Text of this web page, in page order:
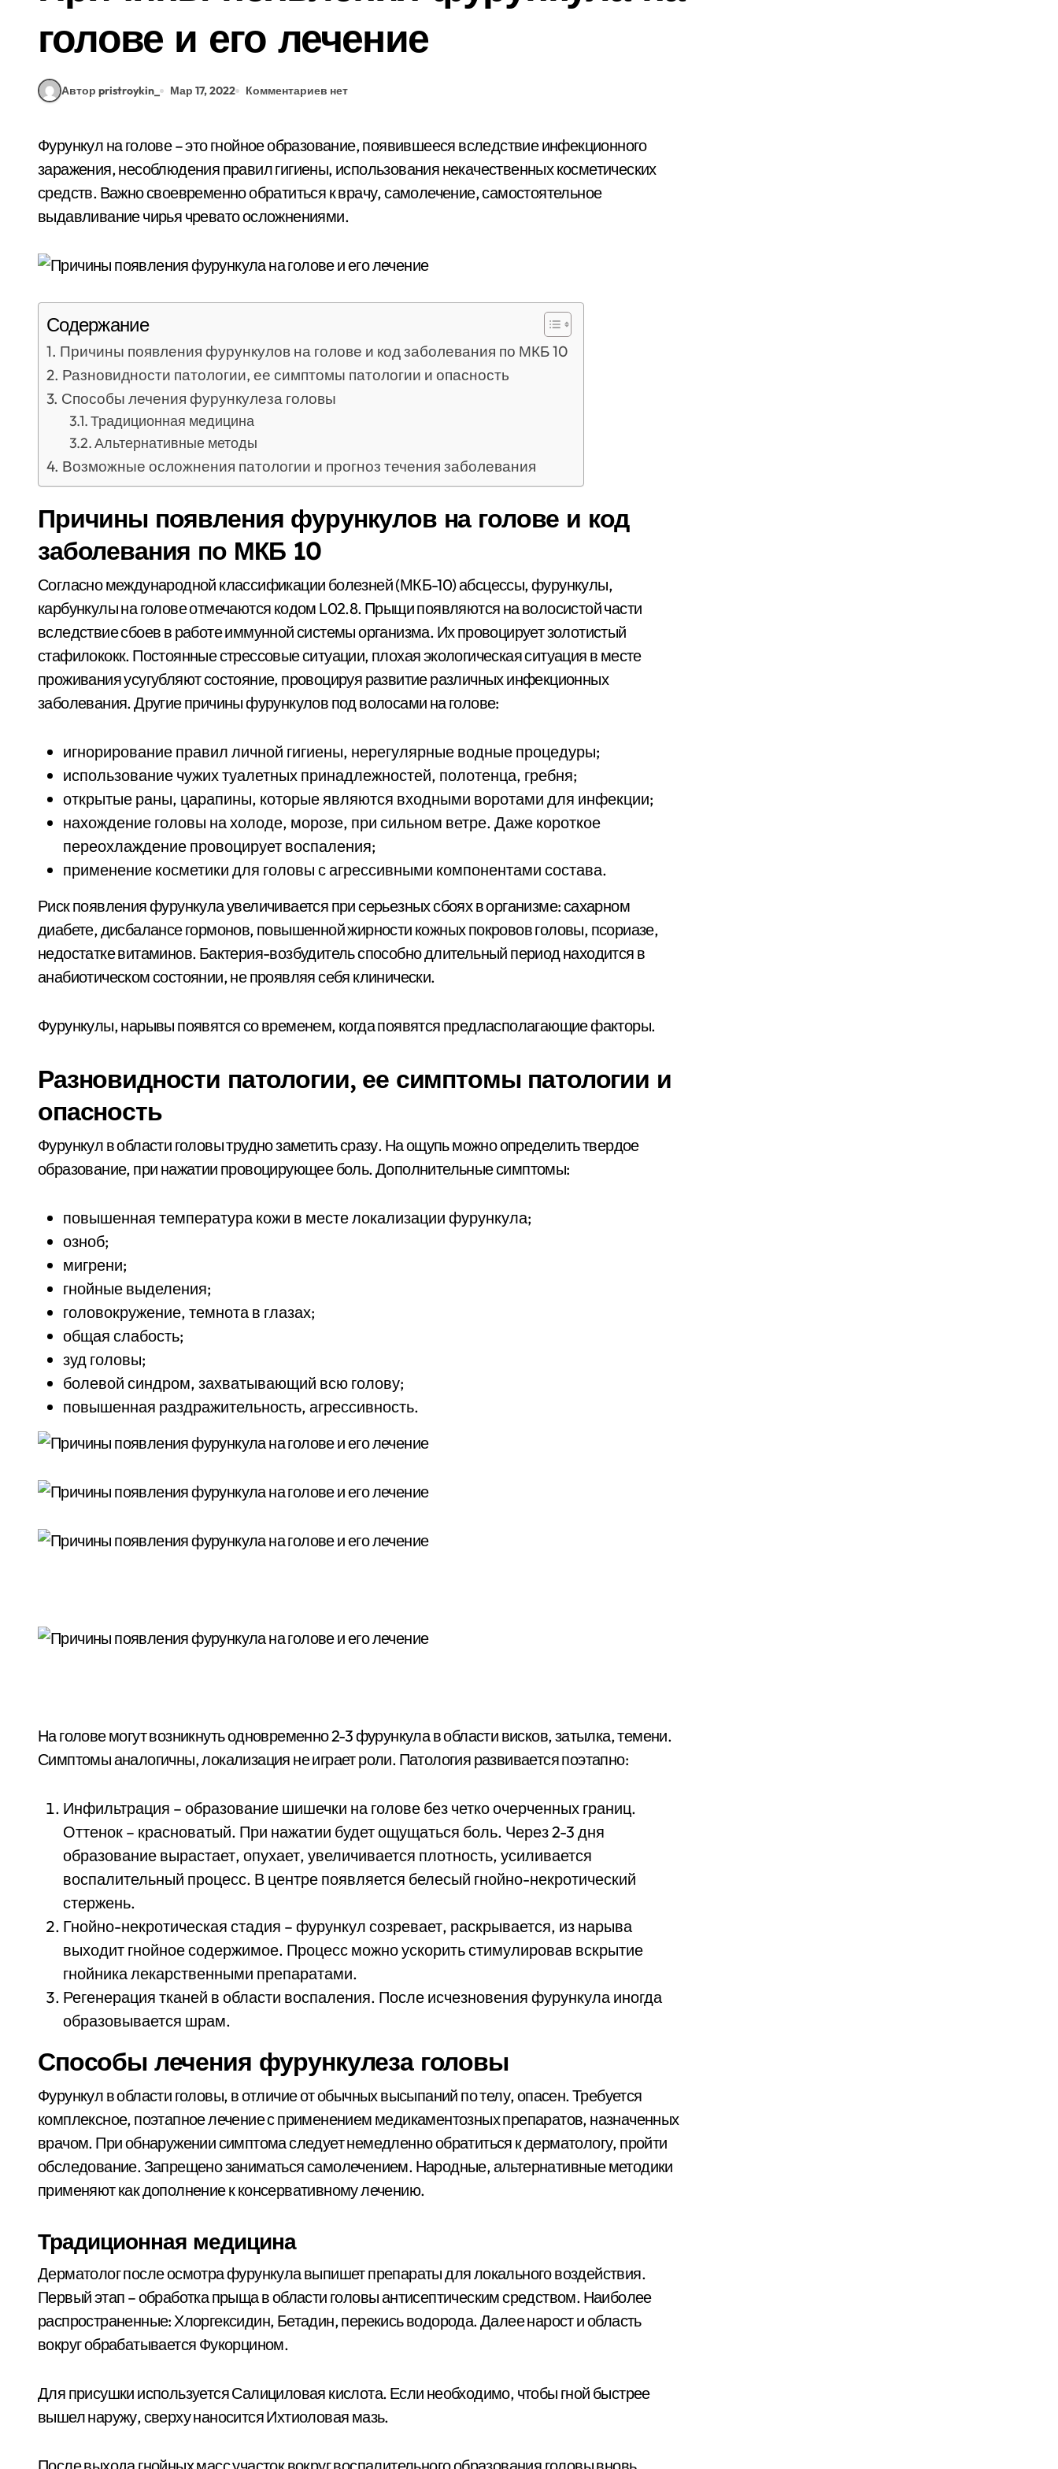
голове и его лечение
Автор pristroykin_ Мар 17, 2022 Комментариев нет
Фурункул на голове – это гнойное образование, появившееся вследствие инфекционного
заражения, несоблюдения правил гигиены, использования некачественных косметических
средств. Важно своевременно обратиться к врачу, самолечение, самостоятельное
выдавливание чирья чревато осложнениями.
Содержание
Причины появления фурункулов на голове и код заболевания по МКБ 10
Разновидности патологии, ее симптомы патологии и опасность
Способы лечения фурункулеза головы
Традиционная медицина
Альтернативные методы
Возможные осложнения патологии и прогноз течения заболевания
Причины появления фурункулов на голове и код
заболевания по МКБ 10
Согласно международной классификации болезней (МКБ-10) абсцессы, фурункулы,
карбункулы на голове отмечаются кодом L02.8. Прыщи появляются на волосистой части
вследствие сбоев в работе иммунной системы организма. Их провоцирует золотистый
стафилококк. Постоянные стрессовые ситуации, плохая экологическая ситуация в месте
проживания усугубляют состояние, провоцируя развитие различных инфекционных
заболевания. Другие причины фурункулов под волосами на голове:
игнорирование правил личной гигиены, нерегулярные водные процедуры;
использование чужих туалетных принадлежностей, полотенца, гребня;
открытые раны, царапины, которые являются входными воротами для инфекции;
нахождение головы на холоде, морозе, при сильном ветре. Даже короткое
переохлаждение провоцирует воспаления;
применение косметики для головы с агрессивными компонентами состава.
Риск появления фурункула увеличивается при серьезных сбоях в организме: сахарном
диабете, дисбалансе гормонов, повышенной жирности кожных покровов головы, псориазе,
недостатке витаминов. Бактерия-возбудитель способно длительный период находится в
анабиотическом состоянии, не проявляя себя клинически.
Фурункулы, нарывы появятся со временем, когда появятся предласполагающие факторы.
Разновидности патологии, ее симптомы патологии и
опасность
Фурункул в области головы трудно заметить сразу. На ощупь можно определить твердое
образование, при нажатии провоцирующее боль. Дополнительные симптомы:
повышенная температура кожи в месте локализации фурункула;
озноб;
мигрени;
гнойные выделения;
головокружение, темнота в глазах;
общая слабость;
зуд головы;
болевой синдром, захватывающий всю голову;
повышенная раздражительность, агрессивность.
На голове могут возникнуть одновременно 2-3 фурункула в области висков, затылка, темени.
Симптомы аналогичны, локализация не играет роли. Патология развивается поэтапно:
Инфильтрация – образование шишечки на голове без четко очерченных границ.
Оттенок – красноватый. При нажатии будет ощущаться боль. Через 2-3 дня
образование вырастает, опухает, увеличивается плотность, усиливается
воспалительный процесс. В центре появляется белесый гнойно-некротический
стержень.
Гнойно-некротическая стадия – фурункул созревает, раскрывается, из нарыва
выходит гнойное содержимое. Процесс можно ускорить стимулировав вскрытие
гнойника лекарственными препаратами.
Регенерация тканей в области воспаления. После исчезновения фурункула иногда
образовывается шрам.
Способы лечения фурункулеза головы
Фурункул в области головы, в отличие от обычных высыпаний по телу, опасен. Требуется
комплексное, поэтапное лечение с применением медикаментозных препаратов, назначенных
врачом. При обнаружении симптома следует немедленно обратиться к дерматологу, пройти
обследование. Запрещено заниматься самолечением. Народные, альтернативные методики
применяют как дополнение к консервативному лечению.
Традиционная медицина
Дерматолог после осмотра фурункула выпишет препараты для локального воздействия.
Первый этап – обработка прыща в области головы антисептическим средством. Наиболее
распространенные: Хлоргексидин, Бетадин, перекись водорода. Далее нарост и область
вокруг обрабатывается Фукорцином.
Для присушки используется Салициловая кислота. Если необходимо, чтобы гной быстрее
вышел наружу, сверху наносится Ихтиоловая мазь.